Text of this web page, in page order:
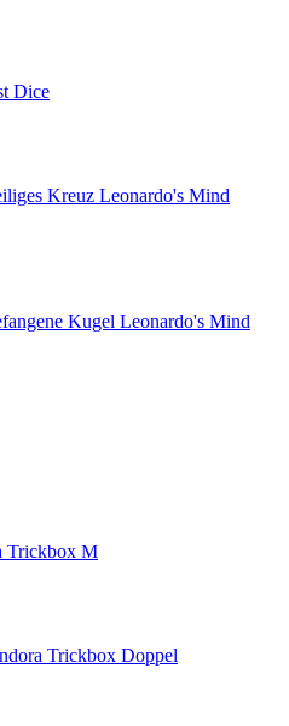
Dice
Leonardo's Mind
Leonardo's Mind
Trickbox M
Trickbox Doppel